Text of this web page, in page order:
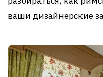
ваши дизайнерские